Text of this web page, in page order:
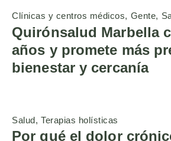
Clínicas y centros médicos Gente
Quirónsalud Marbella
años y promete más
bienestar y cercanía
Salud Terapias holísticas
Por qué el dolor